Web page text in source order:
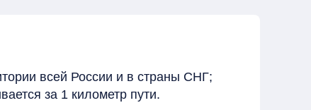
всей России и в страны СНГ;
за 1 километр пути.